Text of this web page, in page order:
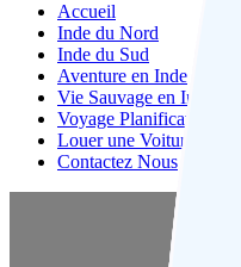
Accueil
Inde du Nord
Inde du Sud
Aventure en Inde
Vie Sauvage en Inde
Voyage Planification
Louer une Voiture
Contactez Nous